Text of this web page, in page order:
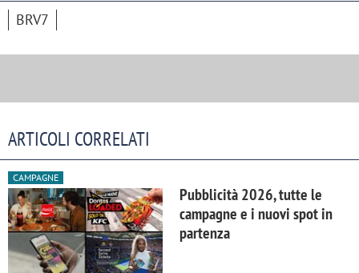
BRV7
ARTICOLI CORRELATI
CAMPAGNE
Pubblicità 2026, tutte le
campagne e i nuovi spot in
partenza